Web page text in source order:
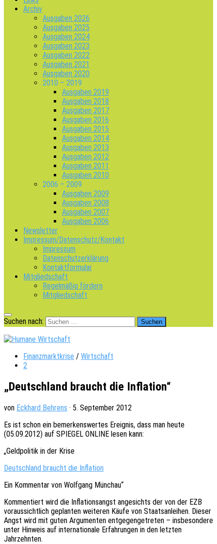
Archiv
Ausgaben 2026
Ausgaben 2025
Ausgaben 2024
Ausgaben 2023
Ausgaben 2022
Ausgaben 2021
Ausgaben 2020
2010 – 2019
Ausgaben 2019
Ausgaben 2018
Ausgaben 2017
Ausgaben 2016
Ausgaben 2015
Ausgaben 2014
Ausgaben 2013
Ausgaben 2012
Ausgaben 2011
Ausgaben 2010
2006 – 2009
Ausgaben 2009
Ausgaben 2008
Ausgaben 2007
Ausgaben 2006
Newsletter
Impressum/Datenschutz/Kontakt
Impressum
Datenschutzerklärung
Kontaktformular
Mitgliedschaft
Regelmäßig fördern
Mitgliedschaft
Suchen nach:
Finanzmarktkrise / Wirtschaft
2
„Deutschland braucht die Inflation“
von Eckhard Behrens · 5. September 2012
Es ist schon ein bemer­kens­wer­tes Ereig­nis, dass man heute
(05.09.2012) auf SPIEGEL ONLINE lesen kann:
„Geld­po­li­tik in der Krise
Deutsch­land braucht die Infla­ti­on
Ein Kommen­tar von Wolf­gang Münchau“
Kommen­tiert wird die Infla­ti­ons­angst ange­sichts der von der EZB
voraus­sicht­lich geplan­ten weite­ren Käufe von Staats­an­lei­hen. Dieser
Angst wird mit guten Argu­men­ten entge­gen­ge­tre­ten – insbe­son­de­re
unter Hinweis auf inter­na­tio­na­le Erfah­run­gen in den letz­ten
Jahrzehnten.